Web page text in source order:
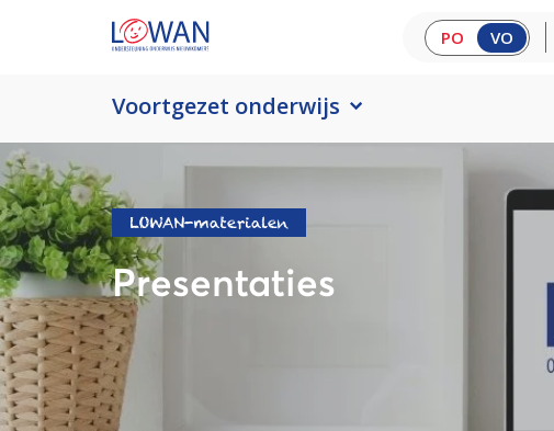
PO VO
Voortgezet onderwijs
LOWAN-materialen
Presentaties